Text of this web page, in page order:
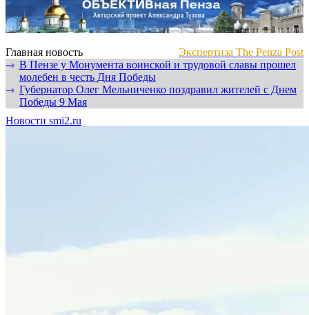
Главная новость
Экспертиза The Penza Post
⇾ В Пензе у Монумента воинской и трудовой славы прошел
молебен в честь Дня Победы
⇾ Губернатор Олег Мельниченко поздравил жителей с Днем
Победы 9 Мая
Новости smi2.ru